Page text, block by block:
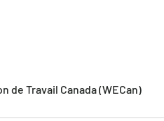
de Travail Canada (WECan)